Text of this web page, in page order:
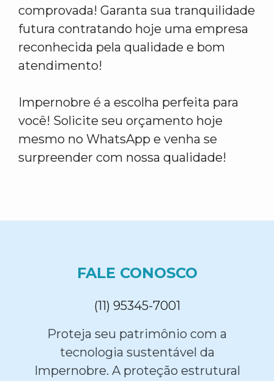
comprovada! Garanta sua tranquilidade
futura contratando hoje uma empresa
reconhecida pela qualidade e bom
atendimento!
Impernobre é a escolha perfeita para
você! Solicite seu orçamento hoje
mesmo no WhatsApp e venha se
surpreender com nossa qualidade!
FALE CONOSCO
(11) 95345-7001
Proteja seu patrimônio com a
tecnologia sustentável da
Impernobre. A proteção estrutural